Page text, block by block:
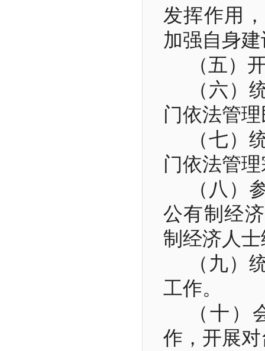
发挥作用
加强自身
（五）
（六）
门依法管
（七）
门依法管
（八）
公有制经
制经济人
（九）
工作。
（十
作，开展